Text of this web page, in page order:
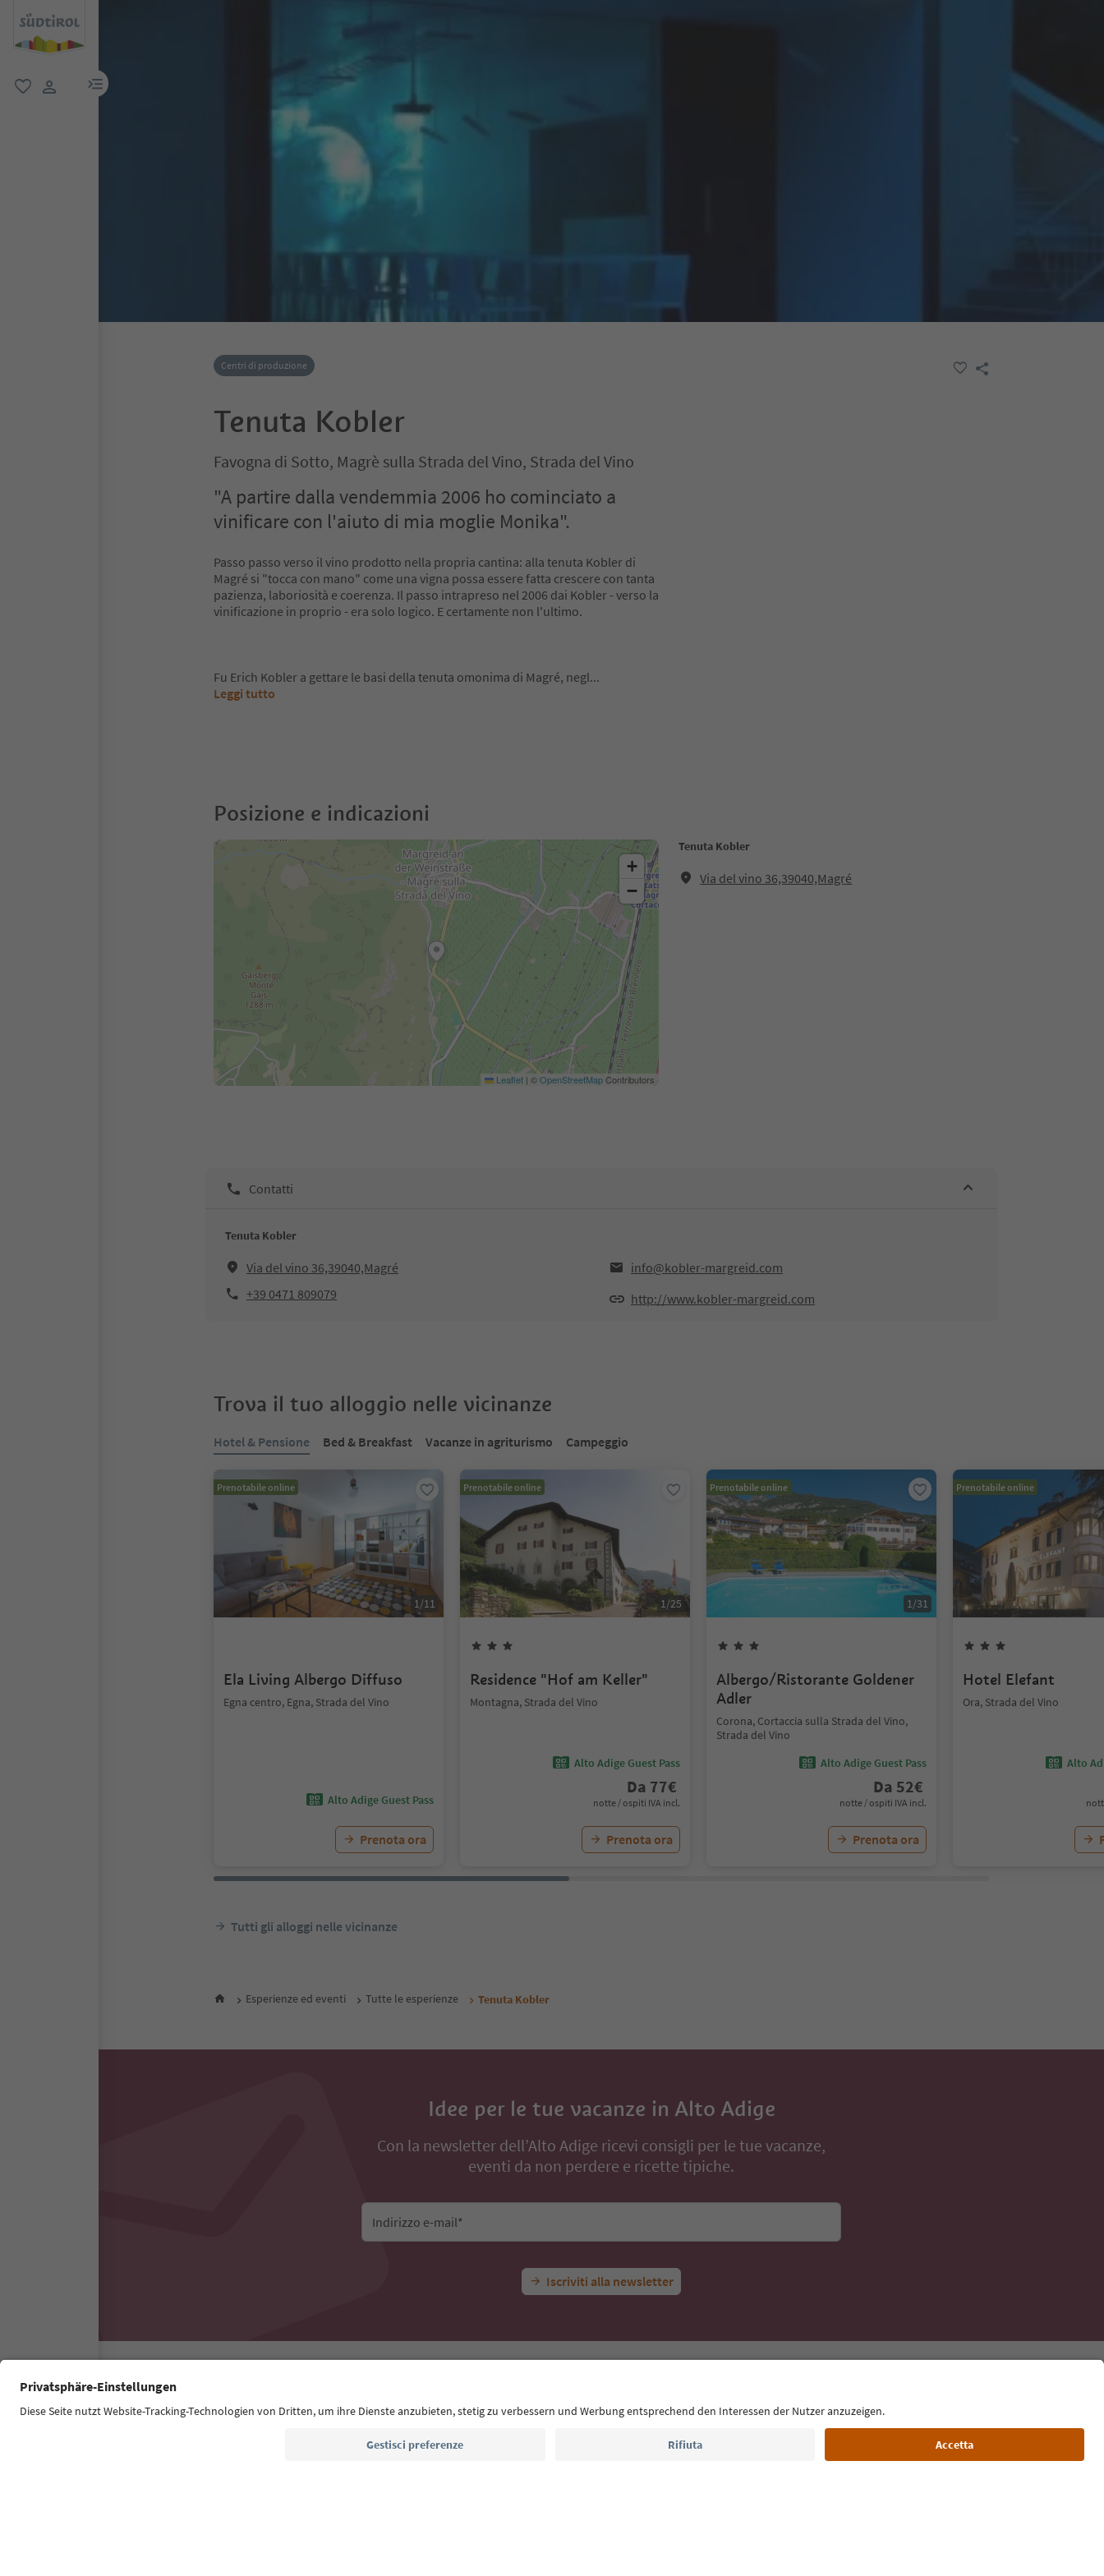
menu link
Centri di produzione
Tenuta Kobler
Favogna di Sotto, Magrè sulla Strada del Vino, Strada del Vino
"A partire dalla vendemmia 2006 ho cominciato a
vinificare con l'aiuto di mia moglie Monika".
Passo passo verso il vino prodotto nella propria cantina: alla tenuta Kobler di
Magré si "tocca con mano" come una vigna possa essere fatta crescere con tanta
pazienza, laboriosità e coerenza. Il passo intrapreso nel 2006 dai Kobler - verso la
vinificazione in proprio - era solo logico. E certamente non l'ultimo.
Fu Erich Kobler a gettare le basi della tenuta omonima di Magré, negl...
Leggi tutto
Posizione e indicazioni
Tenuta Kobler
Via del vino 36,39040,Magré
+
−
Leaflet | ©OpenStreetMapContributors
Contatti
Tenuta Kobler
Via del vino 36,39040,Magré
info@kobler-margreid.com
+39 0471 809079
http://www.kobler-margreid.com
Trova il tuo alloggio nelle vicinanze
Hotel & Pensione Bed & Breakfast Vacanze in agriturismo Campeggio
Prenotabile online
1/11
Ela Living Albergo Diffuso
Egna centro, Egna, Strada del Vino
Alto Adige Guest Pass
Prenota ora
Prenotabile online
1/25
Residence "Hof am Keller"
Montagna, Strada del Vino
Alto Adige Guest Pass
Da 77€
notte / ospiti IVA incl.
Prenota ora
Prenotabile online
1/31
Albergo/Ristorante Goldener
Adler
Corona, Cortaccia sulla Strada del Vino,
Strada del Vino
Alto Adige Guest Pass
Da 52€
notte / ospiti IVA incl.
Prenota ora
Prenotabile online
Hotel Elefant
Ora, Strada del Vino
Alto
Tutti gli alloggi nelle vicinanze
Esperienze ed eventi Tutte le esperienze Tenuta Kobler
Idee per le tue vacanze in Alto Adige
Con la newsletter dell’Alto Adige ricevi consigli per le tue vacanze,
eventi da non perdere e ricette tipiche.
Indirizzo e-mail*
Iscriviti alla newsletter
Lingua: Italiano